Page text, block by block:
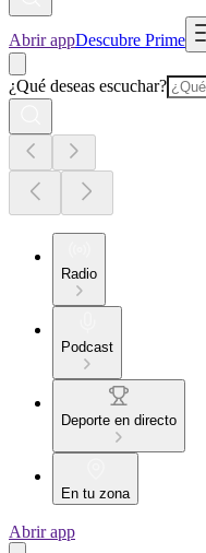
Abrir appDescubre Prime
¿Qué deseas escuchar?
Radio
Podcast
Deporte en directo
En tu zona
Abrir app